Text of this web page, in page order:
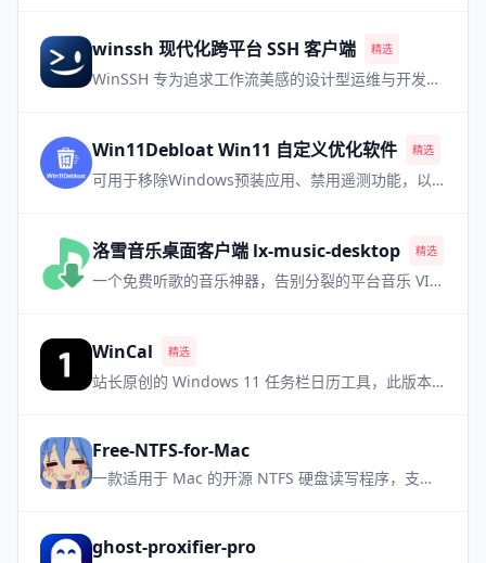
winssh 现代化跨平台 SSH 客户端 精选
WinSSH 专为追求工作流美感的设计型运维与开发极客打造。移植现代 IDE 体验，完美调度多路会话，让每一次登录都畅行无阻。
Win11Debloat Win11 自定义优化软件 精选
可用于移除Windows预装应用、禁用遥测功能，以及执行其他各种更改，从而简化和自定义您的 Windows 系统体验
洛雪音乐桌面客户端 lx-music-desktop 精选
一个免费听歌的音乐神器，告别分裂的平台音乐 VIP，需要自备音源
WinCal 精选
站长原创的 Windows 11 任务栏日历工具，此版本为小众软件升级支持国旗版本
Free-NTFS-for-Mac
一款适用于 Mac 的开源 NTFS 硬盘读写程序，支持所有 Mac 机型，让NTFS设备管理更加简单方便
ghost-proxifier-pro